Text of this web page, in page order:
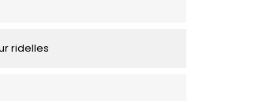
ridelles